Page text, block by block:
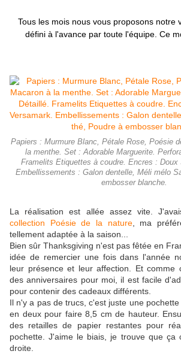
Tous les mois nous vous proposons notre
défini à l'avance par toute l'équipe. Ce
Papiers : Murmure Blanc, Pétale Rose, Poésie
la menthe. Set : Adorable Marguerite.
Framelits Etiquettes à coudre. Encres : Doux
Embellissements : Galon dentelle, Méli mélo
embosser blanche.
La réalisation est allée assez vite.
collection Poésie de la nature, ma
tellement adaptée à la saison...
Bien sûr Thanksgiving n'est pas fêtée en
idée de remercier une fois dans l'année
leur présence et leur affection. Et comme
des anniversaires pour moi, il est facile
pour contenir des cadeaux différents.
Il n'y a pas de trucs, c'est juste une
en deux pour faire 8,5 cm de hauteur.
des retailles de papier restantes pour
pochette. J'aime le biais, je trouve que ça
droite.